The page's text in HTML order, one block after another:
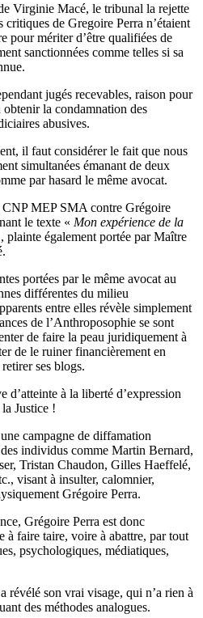
Virginie Macé, le tribunal la rejette
critiques de Gregoire Perra n’étaient
pour mériter d’être qualifiées de
sanctionnées comme telles si sa
jugés recevables, raison pour
la condamnation des
abusives.
il faut considérer le fait que nous
simultanées émanant de deux
par hasard le même avocat.
CNP MEP SMA contre Grégoire
le texte « Mon expérience de la
plainte également portée par Maître
portées par le même avocat au
différentes du milieu
entre elles révèle simplement
de l’Anthroposophie se sont
de faire la peau juridiquement à
de le ruiner financièrement en
ses blogs.
d’atteinte à la liberté d’expression
Justice !
campagne de diffamation
individus comme Martin Bernard,
Tristan Chaudon, Gilles Haeffelé,
visant à insulter, calomnier,
Grégoire Perra.
Grégoire Perra est donc
à faire taire, voire à abattre, par tout
psychologiques, médiatiques,
révélé son vrai visage, qui n’a rien à
des méthodes analogues.